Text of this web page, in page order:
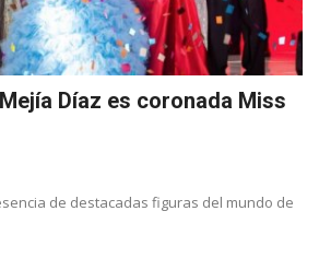
Díaz es coronada Miss
de destacadas figuras del mundo de